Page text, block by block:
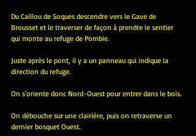
Du Caillou de Soques descendre vers le Gave de
Brousset et le traverser de façon à prendre le sentier
qui monte au refuge de Pombie.
Juste après le pont, il y a un panneau qui indique la
direction du refuge.
On s'oriente donc Nord-Ouest pour entrer dans le bois.
On débouche sur une clairière, puis on retraverse un
dernier bosquet Ouest.